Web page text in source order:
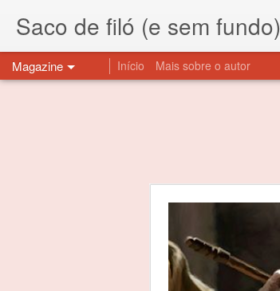
Saco de filó (e sem fundo)
Magazine Início Mais sobre o autor